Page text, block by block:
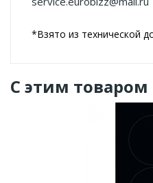
*Взято из технической
С этим